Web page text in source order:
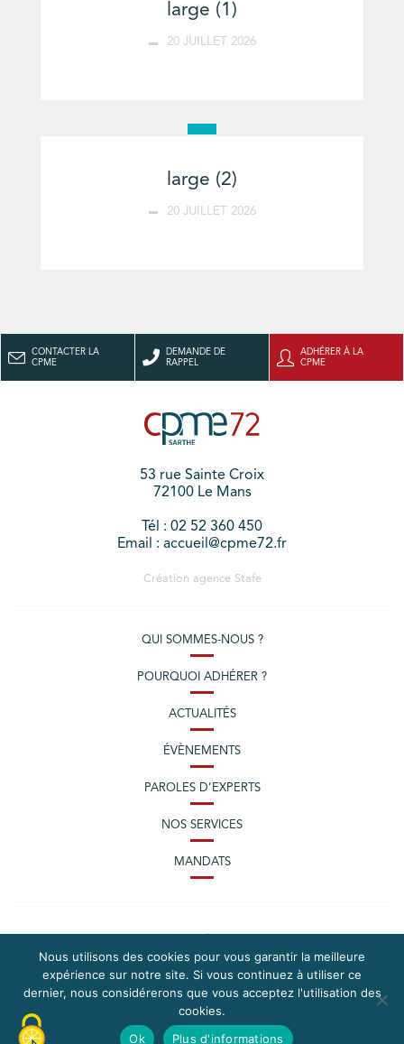
large (1)
20 JUILLET 2026
large (2)
20 JUILLET 2026
CONTACTER LA
CPME
DEMANDE DE
RAPPEL
ADHÉRER À LA
CPME
53 rue Sainte Croix
72100 Le Mans
Tél : 02 52 360 450
Email : accueil@cpme72.fr
Création agence Stafe
QUI SOMMES-NOUS ?
POURQUOI ADHÉRER ?
ACTUALITÉS
ÉVÈNEMENTS
PAROLES D’EXPERTS
NOS SERVICES
MANDATS
PLAN DU SITE
MENTIONS LÉGALES
Nous utilisons des cookies pour vous garantir la meilleure
expérience sur notre site. Si vous continuez à utiliser ce
dernier, nous considérerons que vous acceptez l'utilisation des
cookies.
Ok
Plus d'informations